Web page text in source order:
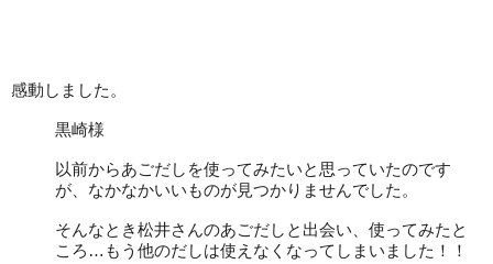
感動しました。
黒崎様
以前からあごだしを使ってみたいと思っていたのです
が、なかなかいいものが見つかりませんでした。
そんなとき松井さんのあごだしと出会い、使ってみたと
ころ…もう他のだしは使えなくなってしまいました！！